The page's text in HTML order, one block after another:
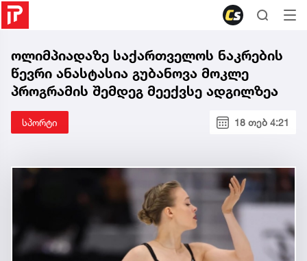
ოლიმპიადაზე საქართველოს ნაკრების
წევრი ანასტასია გუბანოვა მოკლე
პროგრამის შემდეგ მეექვსე ადგილზეა
სპორტი 18 თებ 4:21